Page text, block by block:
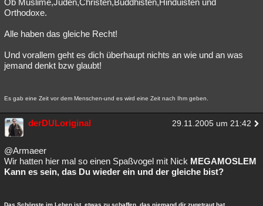
Ob Muslime,Juden,Christen,Buddhisten,Hinduisten und
Orthodoxe.
Alle haben das gleiche Recht!
Und vorallem geht es dich überhaupt nichts an wie und an was
jemand denkt bzw glaubt!
Es gab eine Zeit vor dem Menschen-und es wird eine Zeit nach Ihm geben.
derDULoriginal 29.11.2005 um 21:42
@Armaeer
Wir hatten hier mal so einen Spaßvogel mit Nick MEGAMOSLEM
Kann es sein, das Du wieder ein und der gleiche bist?
Das Schönste im Leben ist, etwas zu schaffen, das niemand dir zugetraut hat